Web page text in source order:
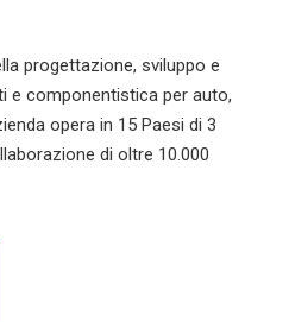
progettazione, sviluppo e
e componentistica per auto,
opera in 15 Paesi di 3
di oltre 10.000